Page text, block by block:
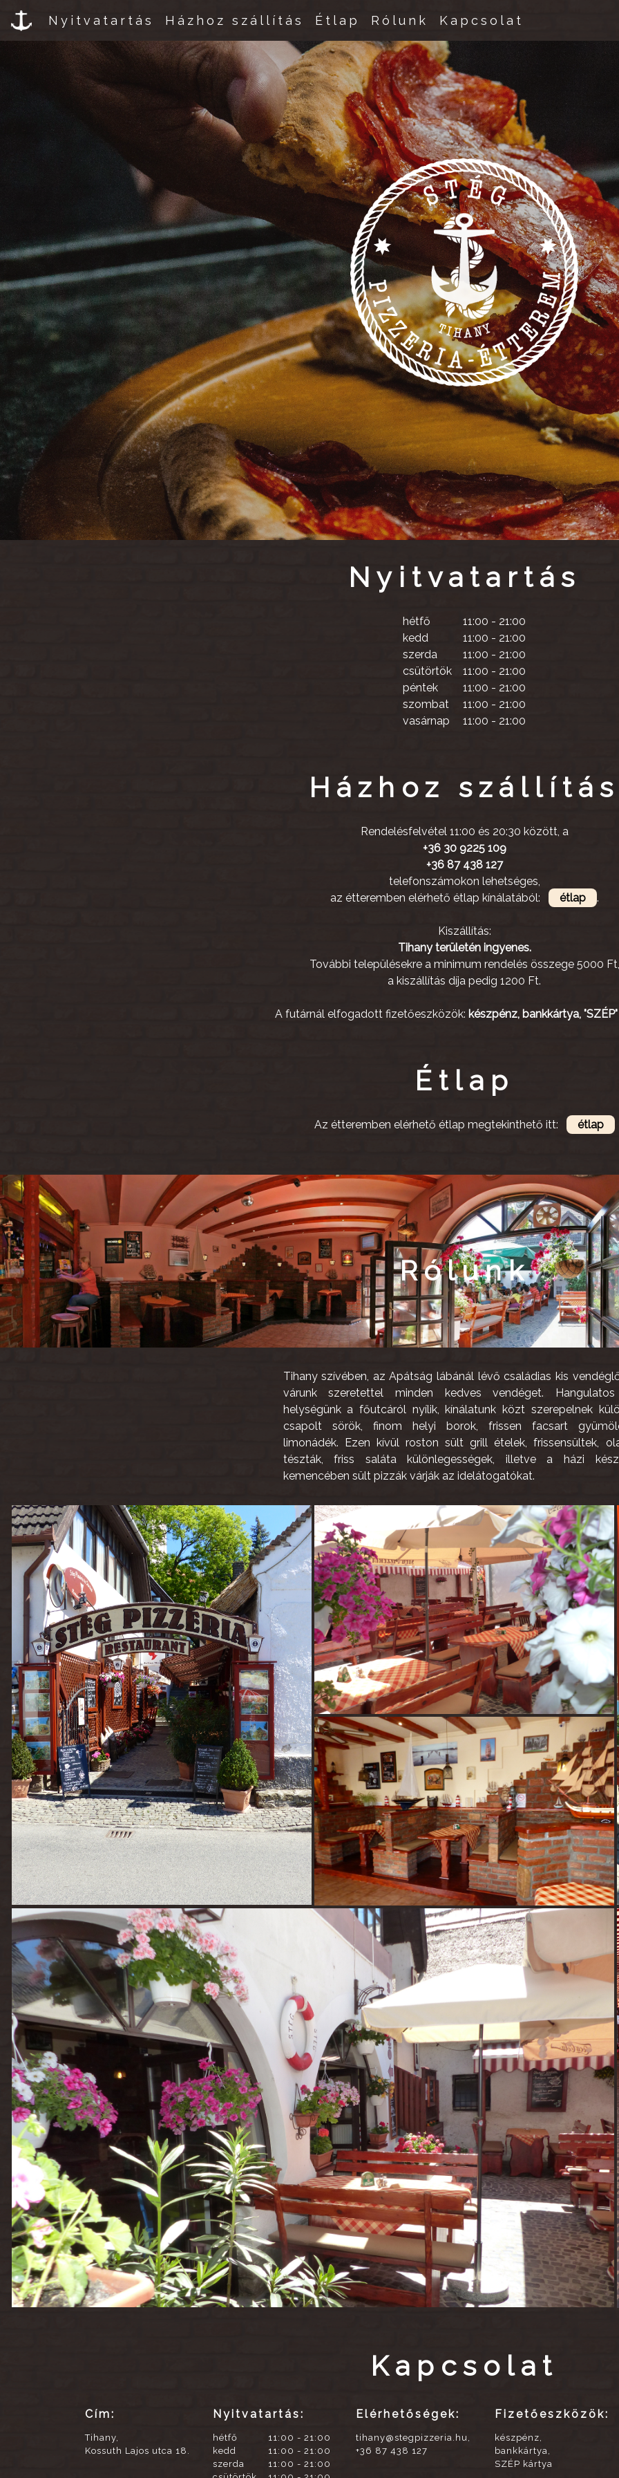
Nyitvatartás Házhoz szállítás Étlap Rólunk Kapcsolat
Nyitvatartás
hétfő
11:00 - 21:00
kedd
11:00 - 21:00
szerda
11:00 - 21:00
csütörtök
11:00 - 21:00
péntek
11:00 - 21:00
szombat
11:00 - 21:00
vasárnap
11:00 - 21:00
Házhoz szállítás
Rendelésfelvétel 11:00 és 20:30 között, a
+36 30 9225 109
+36 87 438 127
telefonszámokon lehetséges,
az étteremben elérhető étlap kínálatából:
étlap .
Kiszállítás:
Tihany területén ingyenes.
További településekre a minimum rendelés összege 5000 Ft,
a kiszállítás díja pedig 1200 Ft.
A futárnál elfogadott fizetőeszközök: készpénz, bankkártya,
Étlap
Az étteremben elérhető étlap megtekinthető itt: étlap
Rólunk
Tihany szívében, az Apátság lábánál lévő családias kis
várunk szeretettel minden kedves vendéget.
helységünk a főutcáról nyílik, kínálatunk közt szerepelnek
csapolt sörök, finom helyi borok, frissen facsart
limonádék. Ezen kívül roston sült grill ételek, frissensültek,
tészták, friss saláta különlegességek, illetve a házi
kemencében sült pizzák várják az idelátogatókat.
Kapcsolat
Cím: Nyitvatartás: Elérhetőségek: Fizetőeszközök:
Tihany,
Kossuth Lajos utca 18.
hétfő
11:00 - 21:00
kedd
11:00 - 21:00
szerda
11:00 - 21:00
tihany@stegpizzeria.hu,
+36 87 438 127
készpénz,
bankkártya,
SZÉP kártya